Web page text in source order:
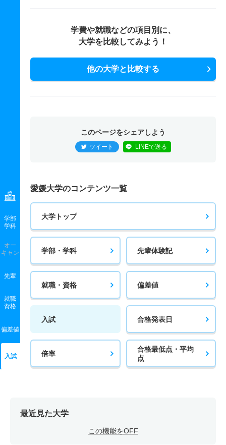
学部
学科
オー
キャン
先輩
就職
資格
偏差値
入試
学費や就職などの項目別に、
大学を比較してみよう！
他の大学と比較する
このページをシェアしよう
ツイート LINEで送る
愛媛大学のコンテンツ一覧
大学トップ
学部・学科 先輩体験記
就職・資格 偏差値
入試 合格発表日
倍率
合格最低点・平均
点
最近見た大学
この機能をOFF